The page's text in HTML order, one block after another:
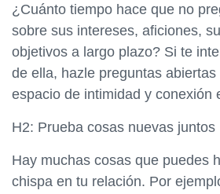
¿Cuánto tiempo hace que no
sobre sus intereses, aficiones,
objetivos a largo plazo? Si te
de ella, hazle preguntas
espacio de intimidad y conexión
H2: Prueba cosas nuevas juntos
Hay muchas cosas que puedes
chispa en tu relación. Por